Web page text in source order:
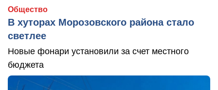
Общество
В хуторах Морозовского района стало
светлее
Новые фонари установили за счет местного
бюджета